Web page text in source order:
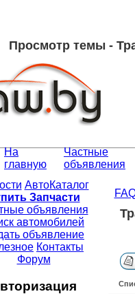
Просмотр темы -
На
главную
Частные
объявления
АвтоКаталог
Запчасти
объявления
автомобилей
объявление
Контакты
Форум